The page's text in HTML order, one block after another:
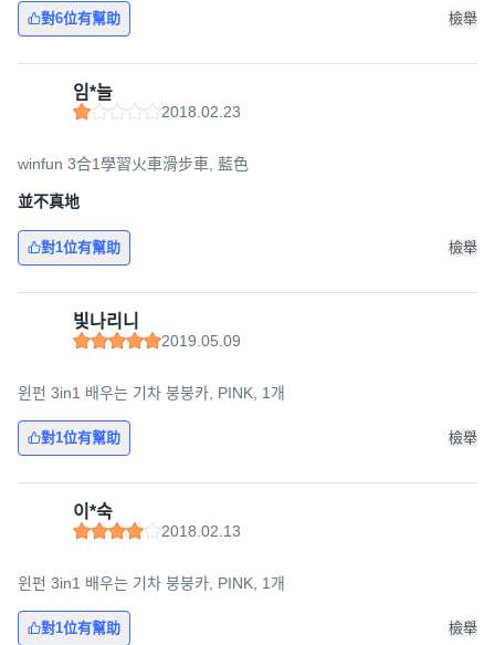
對6位有幫助 檢舉
임*늘
2018.02.23
winfun 3合1學習火車滑步車, 藍色
並不真地
對1位有幫助 檢舉
빛나리니
2019.05.09
윈펀 3in1 배우는 기차 붕붕카, PINK, 1개
對1位有幫助 檢舉
이*숙
2018.02.13
윈펀 3in1 배우는 기차 붕붕카, PINK, 1개
對1位有幫助 檢舉